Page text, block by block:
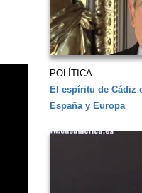
POLÍTICA
El espíritu de Cádiz
España y Europa